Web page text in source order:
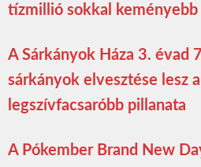
tízmillió sokkal keményebb
A Sárkányok Háza 3. évad
sárkányok elvesztése lesz
legszívfacsaróbb pillanata
A Pókember Brand New